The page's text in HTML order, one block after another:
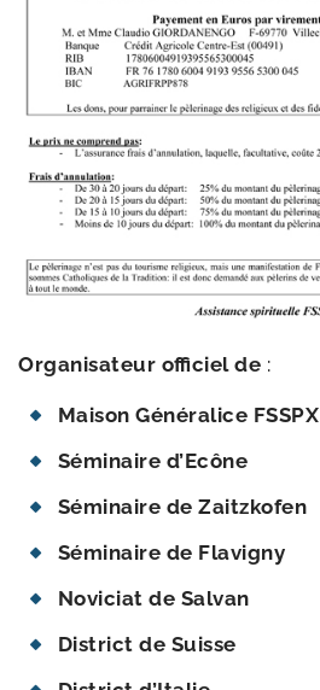
Organisateur offi­ciel de :
Maison Généralice FSSPX
Séminaire d’Ecône
Séminaire de Zaitzkofen
Séminaire de Flavigny
Noviciat de Salvan
District de Suisse